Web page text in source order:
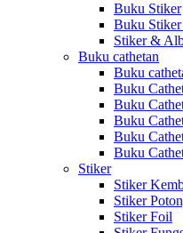
Buku Stiker
Buku
Stiker &
Buku cathetan
Buku
Buku
Buku
Buku
Buku
Buku
Stiker
Stiker
Stiker
Stiker Foil